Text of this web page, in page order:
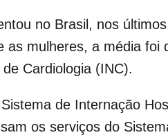
no Brasil, nos
mulheres, a média
Cardiologia (INC).
de Internação
os serviços do